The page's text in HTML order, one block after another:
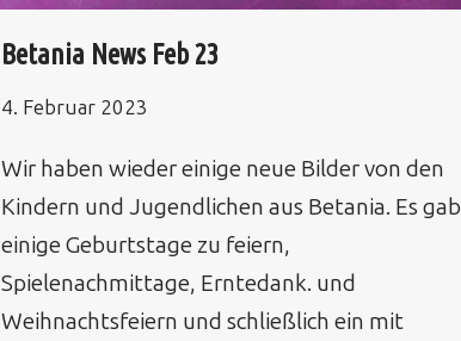
Betania News Feb 23
4. Februar 2023
Wir haben wieder einige neue Bilder von den
Kindern und Jugendlichen aus Betania. Es gab
einige Geburtstage zu feiern,
Spielenachmittage, Erntedank. und
Weihnachtsfeiern und schließlich ein mit